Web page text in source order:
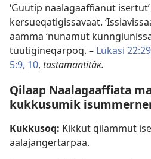
‘Guutip naalagaaf­fianut
kersueqatigis­savaat.
aam­ma ‘nunamut
tuutigineqar­poq. – Lukasi
5:9, 10, tastamantitâĸ.
Qilaap Naalagaaffiata
kukkusumik
Kukkusoq: Kik­kut qilam­mut
aalajanger­tar­paa.